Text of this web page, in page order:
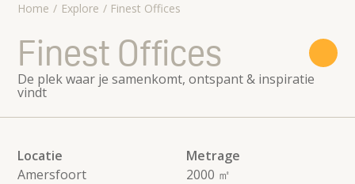
Werkwijze
Over ons
Contact
koffie@skepp.com
Voor verhuurders
Home Explore Finest Offices
Finest Offices
De plek waar je samenkomt, ontspant & inspiratie
vindt
Locatie
Amersfoort
Metrage
2000 ㎡